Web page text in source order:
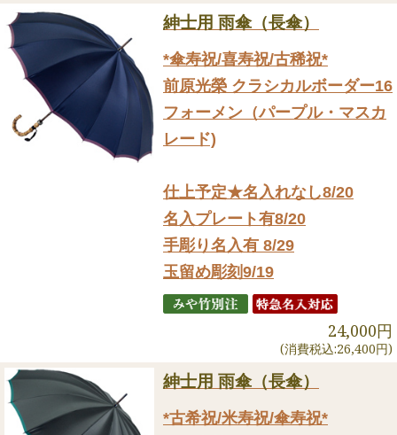
紳士用 雨傘（長傘）
*傘寿祝/喜寿祝/古稀祝*
前原光榮 クラシカルボーダー16
フォーメン（パープル・マスカ
レード)
仕上予定★名入れなし8/20
名入プレート有8/20
手彫り名入有 8/29
玉留め彫刻9/19
24,000円
(消費税込:26,400円)
紳士用 雨傘（長傘）
*古希祝/米寿祝/傘寿祝*